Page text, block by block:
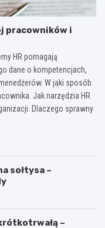
pracowników i
HR pomagają
dane o kompetencjach,
W jaki sposób
Jak narzędzia HR
Dlaczego sprawny
sołtysa –
–